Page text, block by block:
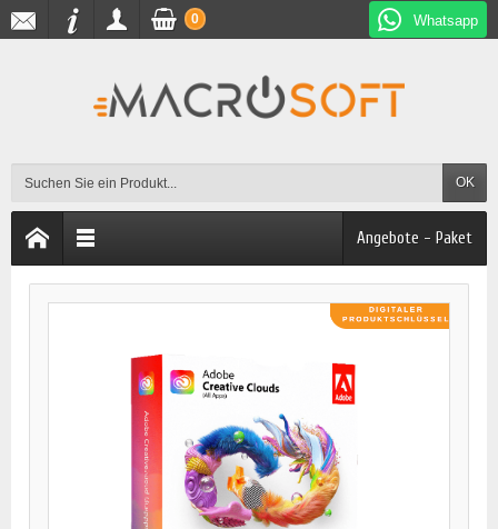
Whatsapp
OK
0
Angebote - Paket